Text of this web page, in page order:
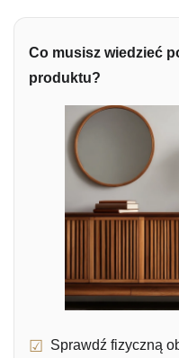
Co musisz wiedzieć
produktu?
Sprawdź fizyczną